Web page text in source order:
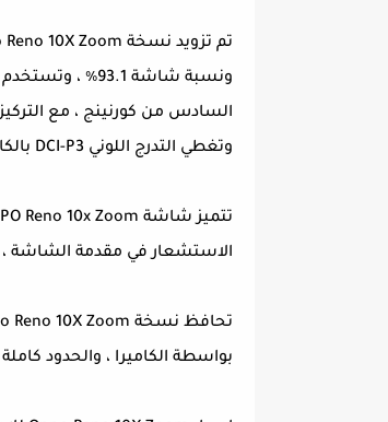
السادس من كورنينج ، مع
وتغطي التدرج اللوني DCI-P3 بالكامل.
الاستشعار في مقدمة الشاشة
بواسطة الكاميرا ، والحدود